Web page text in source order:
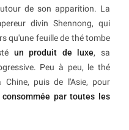
de son apparition. La
divin Shennong, qui
qu'une feuille de thé tombe
un produit de luxe, sa
Peu à peu, le thé
puis de l'Asie, pour
par toutes les